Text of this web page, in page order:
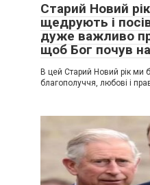
Старий Новий
щедрують і
дуже важливо
щоб Бог почув
В цей Старий Новий рік ми
благополуччя, любові і